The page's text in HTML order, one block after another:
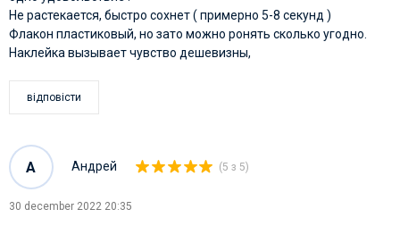
Не растекается, быстро сохнет ( примерно 5-8 секунд )
Флакон пластиковый, но зато можно ронять сколько угодно.
Наклейка вызывает чувство дешевизны,
відповісти
А Андрей (5 з 5)
30 december 2022 20:35